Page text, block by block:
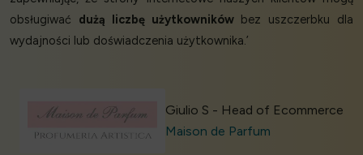
obsługiwać dużą liczbę użytkownikówbez uszczerbku dla
wydajności lub doświadczenia użytkownika.’
Giulio S - Head of Ecommerce
Maison de Parfum